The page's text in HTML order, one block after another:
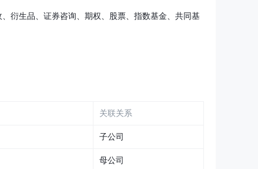
衍生品、证券咨询、期权、股票、指数基金、共同基
关联关系
子公司
母公司